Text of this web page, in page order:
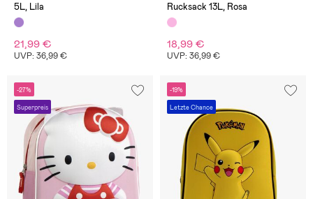
5L, Lila
21,99 €
UVP: 36,99 €
Rucksack 13L, Rosa
18,99 €
UVP: 36,99 €
-27%
Superpreis
-19%
Letzte Chance